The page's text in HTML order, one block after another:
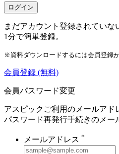
ログイン
まだアカウント登録されていな
1分で簡単登録。
※資料ダウンロードするには会員登録
会員登録 (無料)
会員パスワード変更
アスピックご利用のメールアド
パスワード再発行手続きのメー
メールアドレス *